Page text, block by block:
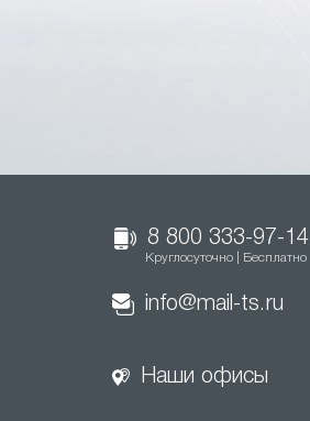
8 800 333-97-14
Круглосуточно | Бесплатно
info@mail-ts.ru
Наши офисы